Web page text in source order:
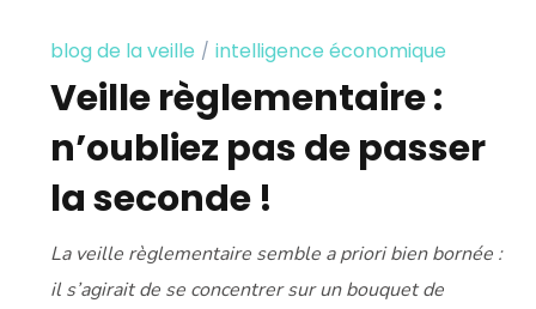
blog de la veille intelligence économique
Veille règlementaire :
n’oubliez pas de passer
la seconde !
La veille règlementaire semble a priori bien bornée :
il s’agirait de se concentrer sur un bouquet de